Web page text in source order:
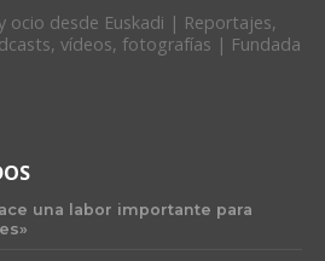
ocio desde Euskadi | Reportajes,
vídeos, fotografías | Fundada
una labor importante para